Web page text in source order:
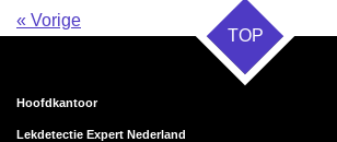
« Vorige
TOP
Hoofdkantoor
Lekdetectie Expert Nederland